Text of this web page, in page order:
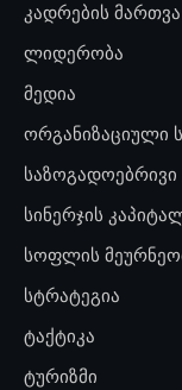
კადრების მართვა
ლიდერობა
მედია
ორგანიზაციული
სინერჯის
სოფლის
სტრატეგია
ტაქტიკა
ტურიზმი